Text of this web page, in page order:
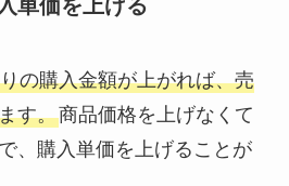
単価を上げる
の購入金額が上がれば、売
す。商品価格を上げなくて
、購入単価を上げることが